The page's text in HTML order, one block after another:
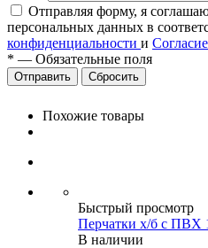
Отправляя форму, я
персональных данных в
конфиденциальности и
* — Обязательные поля
Сбросить
Похожие товары
Быстрый просмотр
Перчатки х/б с ПВХ
В наличии